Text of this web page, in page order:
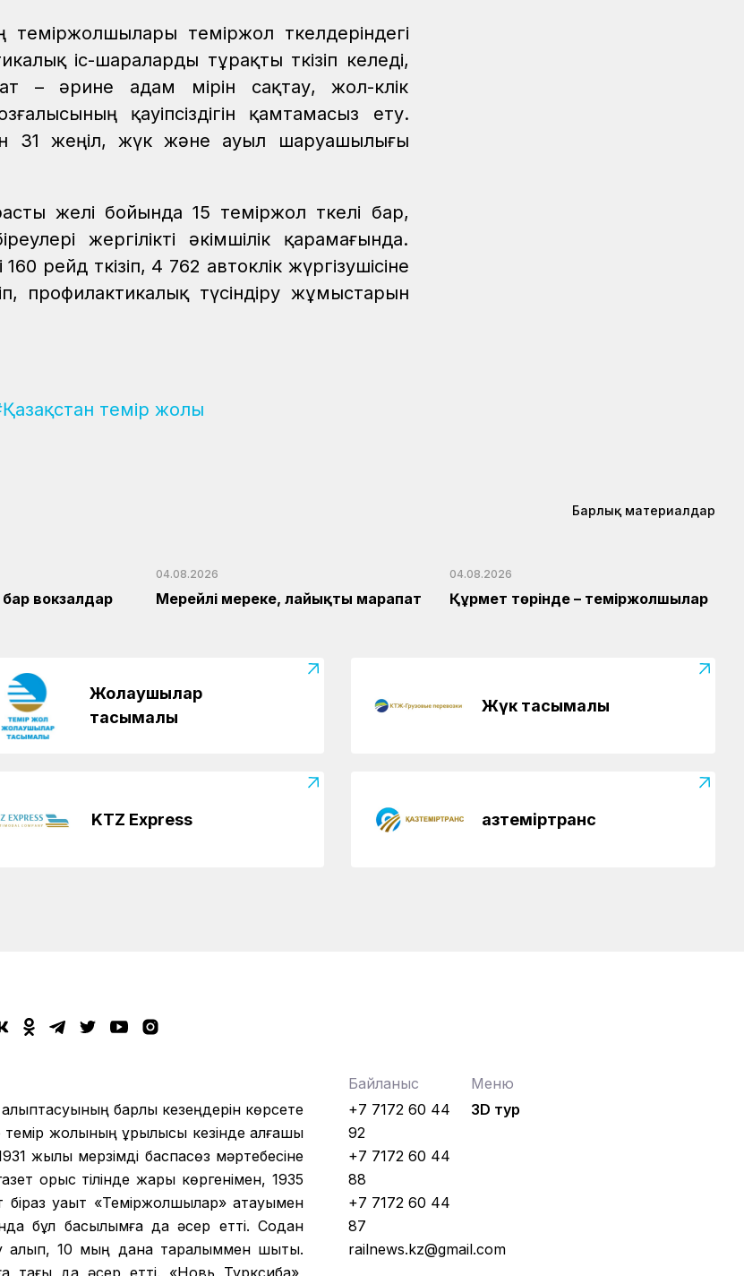
теміржолшылары теміржол өткелдеріндегі
іс-шараларды тұрақты өткізіп келеді,
әрине адам өмірін сақтау, жол-көлік
қауіпсіздігін қамтамасыз ету.
31 жеңіл, жүк және ауыл шаруашылығы
желі бойында 15 теміржол өткелі бар,
жергілікті әкімшілік қарамағында.
өткізіп, 4 762 автокөлік жүргізушісіне
профилактикалық түсіндіру жұмыстарын
темір жолы
Барлық материалдар
вокзалдар
04.08.2026
Мерейлі мереке, лайықты марапат
04.08.2026
Құрмет төрінде – теміржолшылар
Жолаушылар
тасымалы
Жүк тасымалы
KTZ Express Қазтеміртранс
барлық кезеңдерін көрсете
жолының құрылысы кезінде алғашқы
жылы мерзімді баспасөз мәртебесіне
орыс тілінде жарық көргенімен, 1935
біраз уақыт «Теміржолшылар» атауымен
бұл басылымға да әсер етті. Содан
алып, 10 мың дана таралыммен шықты.
тағы да әсер етті. «Новь Турксиба»,
Байланыс
+7 7172 60 44
92
+7 7172 60 44
88
+7 7172 60 44
87
railnews.kz@gmail.com
Меню
3D тур